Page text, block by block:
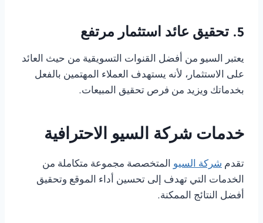
5. تحقيق عائد استثمار مرتفع
يعتبر السيو من أفضل القنوات التسويقية من حيث العائد
على الاستثمار، لأنه يستهدف العملاء المهتمين بالفعل
بخدماتك ويزيد من فرص تحقيق المبيعات.
خدمات شركة السيو الاحترافية
تقدم شركة السيو المتخصصة مجموعة متكاملة من
الخدمات التي تهدف إلى تحسين أداء الموقع وتحقيق
أفضل النتائج الممكنة.